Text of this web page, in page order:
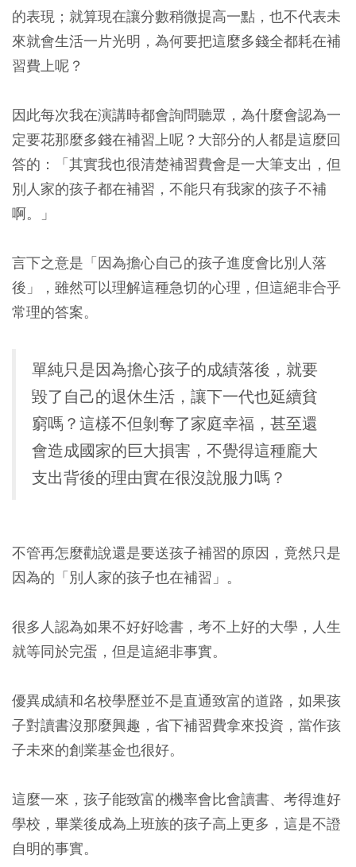
的表現；就算現在讓分數稍微提高一點，也不代表未
來就會生活一片光明，為何要把這麼多錢全都耗在補
習費上呢？
因此每次我在演講時都會詢問聽眾，為什麼會認為一
定要花那麼多錢在補習上呢？大部分的人都是這麼回
答的：「其實我也很清楚補習費會是一大筆支出，但
別人家的孩子都在補習，不能只有我家的孩子不補
啊。」
言下之意是「因為擔心自己的孩子進度會比別人落
後」，雖然可以理解這種急切的心理，但這絕非合乎
常理的答案。
單純只是因為擔心孩子的成績落後，就要
毀了自己的退休生活，讓下一代也延續貧
窮嗎？這樣不但剝奪了家庭幸福，甚至還
會造成國家的巨大損害，不覺得這種龐大
支出背後的理由實在很沒說服力嗎？
不管再怎麼勸說還是要送孩子補習的原因，竟然只是
因為的「別人家的孩子也在補習」。
很多人認為如果不好好唸書，考不上好的大學，人生
就等同於完蛋，但是這絕非事實。
優異成績和名校學歷並不是直通致富的道路，如果孩
子對讀書沒那麼興趣，省下補習費拿來投資，當作孩
子未來的創業基金也很好。
這麼一來，孩子能致富的機率會比會讀書、考得進好
學校，畢業後成為上班族的孩子高上更多，這是不證
自明的事實。